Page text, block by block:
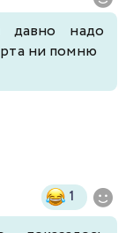
давно надо
ни помню
1